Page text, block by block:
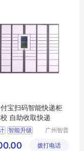
宝扫码智能快递柜
自助收取快递
智能升级
广州智普
技有限公
拨打电话